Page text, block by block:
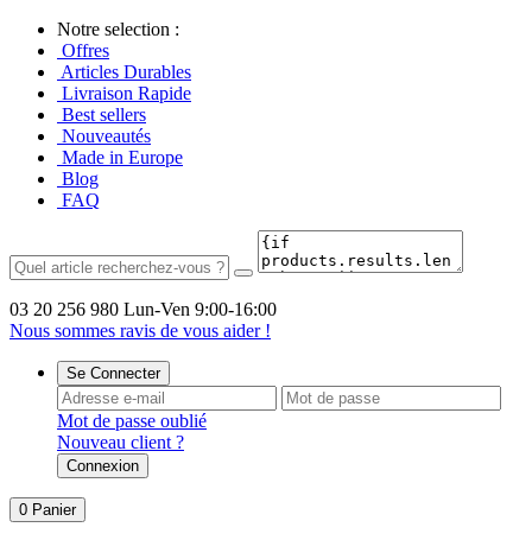
Notre selection :
Offres
Articles Durables
Livraison Rapide
Best sellers
Nouveautés
Made in Europe
Blog
FAQ
03 20 256 980 Lun-Ven 9:00-16:00
Nous sommes ravis de vous aider !
Se Connecter
Mot de passe oublié
Nouveau client ?
Connexion
0 Panier